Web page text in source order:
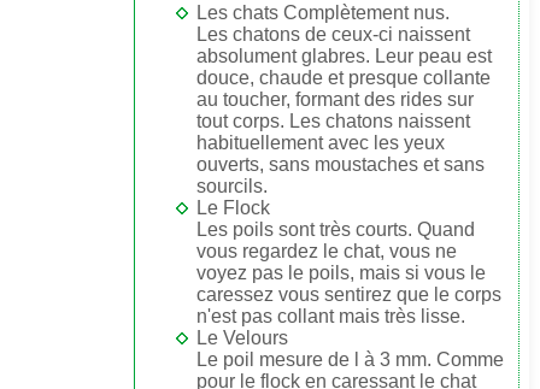
Les chats Complètement nus.
Les chatons de ceux-ci naissent
absolument glabres. Leur peau est
douce, chaude et presque collante
au toucher, formant des rides sur
tout corps. Les chatons naissent
habituellement avec les yeux
ouverts, sans moustaches et sans
sourcils.
Le Flock
Les poils sont très courts. Quand
vous regardez le chat, vous ne
voyez pas le poils, mais si vous le
caressez vous sentirez que le corps
n'est pas collant mais très lisse.
Le Velours
Le poil mesure de l à 3 mm. Comme
pour le flock en caressant le chat